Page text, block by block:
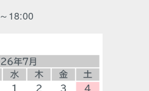
18:00